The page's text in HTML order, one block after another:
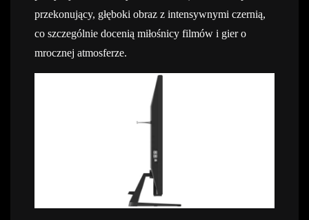
przekonujący, głęboki obraz z intensywnymi czernią,
co szczególnie docenią miłośnicy filmów i gier o
mrocznej atmosferze.